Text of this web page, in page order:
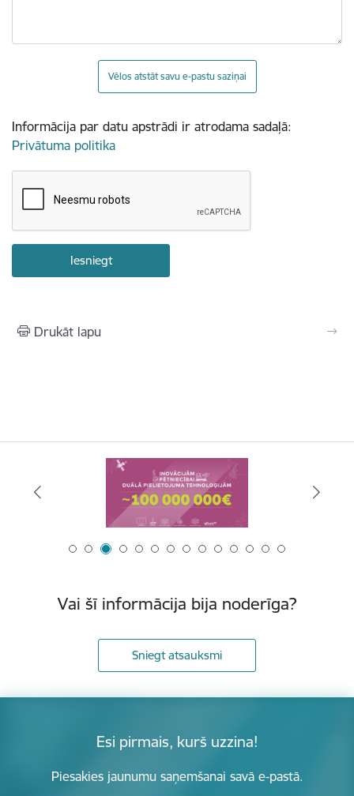
Vēlos atstāt savu e-pastu saziņai
Informācija par datu apstrādi ir atrodama sadaļā:
Privātuma politika
Drukāt lapu
Vai šī informācija bija noderīga?
Sniegt atsauksmi
Esi pirmais, kurš uzzina!
Piesakies jaunumu saņemšanai savā e-pastā.